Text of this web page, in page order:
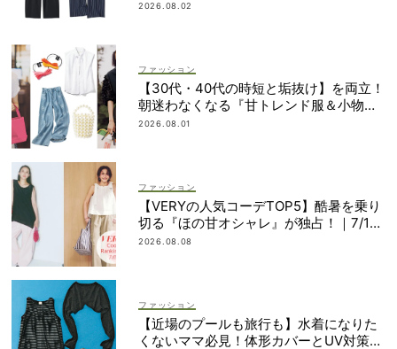
2026.08.02
ファッション
【30代・40代の時短と垢抜け】を両立！
朝迷わなくなる『甘トレンド服＆小物』
最旬カタログ
2026.08.01
ファッション
【VERYの人気コーデTOP5】酷暑を乗り
切る『ほの甘オシャレ』が独占！｜7/1
1〜20
2026.08.08
ファッション
【近場のプールも旅行も】水着になりた
くないママ必見！体形カバーとUV対策を